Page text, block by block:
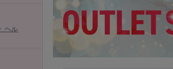
ヘル